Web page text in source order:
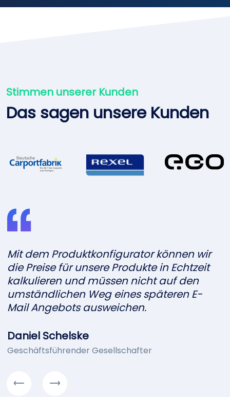
Stimmen unserer Kunden
Das sagen unsere Kunden
Mit dem Produkt­konfigurator können wir
die Preise für unsere Produkte in Echtzeit
kalkulieren und müssen nicht auf den
umständlichen Weg eines späteren E-
Mail Angebots ausweichen.
Daniel Schelske
Geschäfts­führender Gesellschafter